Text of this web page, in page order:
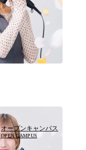
オープンキャンパス
OPEN CAMPUS